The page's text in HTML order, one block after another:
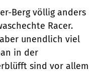
Berg völlig anders
Racer.
unendlich viel
in der
sind vor allem